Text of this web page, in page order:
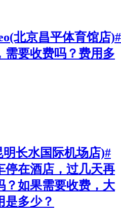
北京昌平体育馆店)#
需要收费吗？费用多
明长水国际机场店)#
停在酒店，过几天再
？如果需要收费，大
是多少？